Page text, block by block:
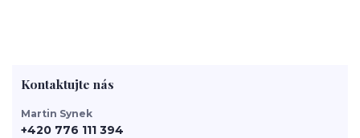
Kontaktujte nás
Martin Synek
+420 776 111 394